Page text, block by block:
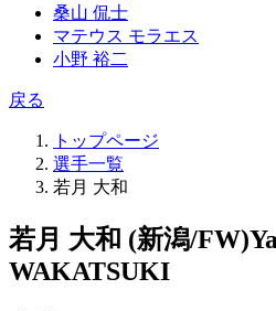
桑山 侃士
マテウス モラエス
小野 裕二
戻る
トップページ
選手一覧
若月 大和
若月 大和 (新潟/FW)
WAKATSUKI